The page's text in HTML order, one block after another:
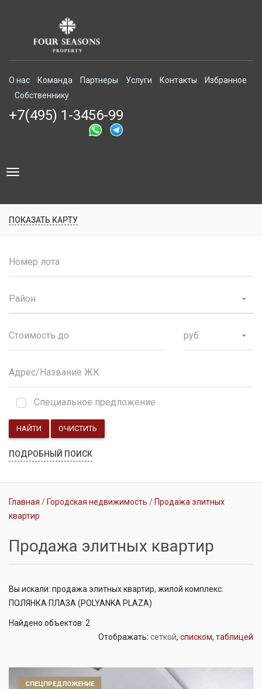
О нас Команда Партнеры Услуги Контакты
Избранное
Собственнику
+7(495) 1-3456-99
Toggle
ПОКАЗАТЬ КАРТУ
Район
руб.
Специальное предложение
НАЙТИ ОЧИСТИТЬ
ПОДРОБНЫЙ ПОИСК
Главная Городская недвижимость
Продажа элитных
квартир
Продажа элитных квартир
Вы искали: продажа элитных квартир, жилой комплекс:
ПОЛЯНКА ПЛАЗА (POLYANKA PLAZA)
Найдено объектов: 2
Отображать: сеткой, списком, таблицей
СПЕЦПРЕДЛОЖЕНИЕ